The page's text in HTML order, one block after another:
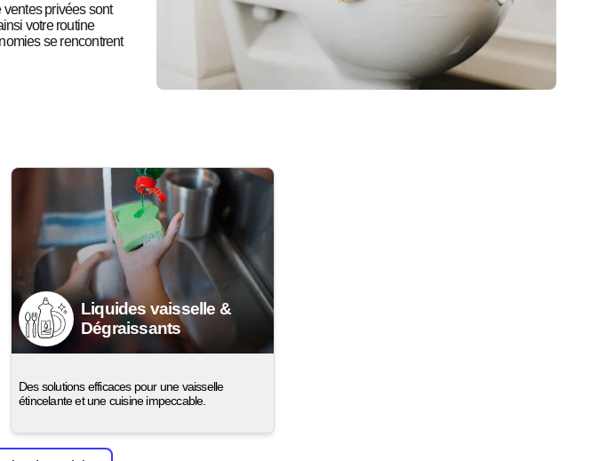
ventes privées sont
votre routine
se rencontrent
Liquides vaisselle &
Dégraissants
Des solutions efficaces pour une vaisselle
étincelante et une cuisine impeccable.